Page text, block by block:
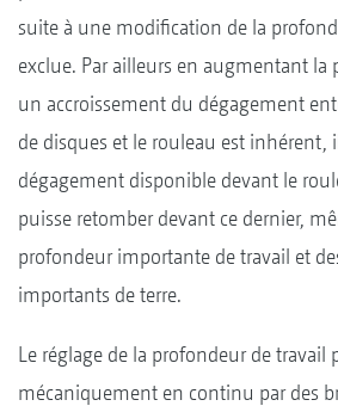
suite à une modification de la
exclue. Par ailleurs en augmentant la
un accroissement du dégagement
de disques et le rouleau est inhérent,
dégagement disponible devant le
puisse retomber devant ce dernier,
profondeur importante de travail et
importants de terre.
Le réglage de la profondeur de travail
mécaniquement en continu par des